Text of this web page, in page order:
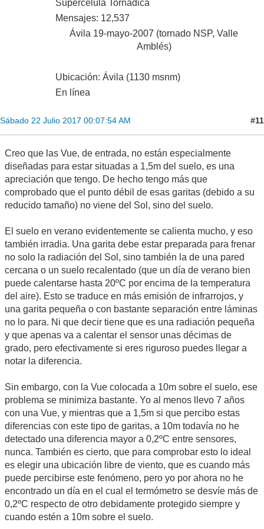
Supercélula Tornádica
Mensajes: 12,537
Ávila 19-mayo-2007 (tornado NSP, Valle
Amblés)
Ubicación: Ávila (1130 msnm)
En línea
Sábado 22 Julio 2017 00:07:54 AM #11
Creo que las Vue, de entrada, no están especialmente
diseñadas para estar situadas a 1,5m del suelo, es una
apreciación que tengo. De hecho tengo más que
comprobado que el punto débil de esas garitas (debido a su
reducido tamaño) no viene del Sol, sino del suelo.
El suelo en verano evidentemente se calienta mucho, y eso
también irradia. Una garita debe estar preparada para frenar
no solo la radiación del Sol, sino también la de una pared
cercana o un suelo recalentado (que un día de verano bien
puede calentarse hasta 20ºC por encima de la temperatura
del aire). Esto se traduce en más emisión de infrarrojos, y
una garita pequeña o con bastante separación entre láminas
no lo para. Ni que decir tiene que es una radiación pequeña
y que apenas va a calentar el sensor unas décimas de
grado, pero efectivamente si eres riguroso puedes llegar a
notar la diferencia.
Sin embargo, con la Vue colocada a 10m sobre el suelo, ese
problema se minimiza bastante. Yo al menos llevo 7 años
con una Vue, y mientras que a 1,5m si que percibo estas
diferencias con este tipo de garitas, a 10m todavía no he
detectado una diferencia mayor a 0,2ºC entre sensores,
nunca. También es cierto, que para comprobar esto lo ideal
es elegir una ubicación libre de viento, que es cuando más
puede percibirse este fenómeno, pero yo por ahora no he
encontrado un día en el cual el termómetro se desvíe más de
0,2ºC respecto de otro debidamente protegido siempre y
cuando estén a 10m sobre el suelo.